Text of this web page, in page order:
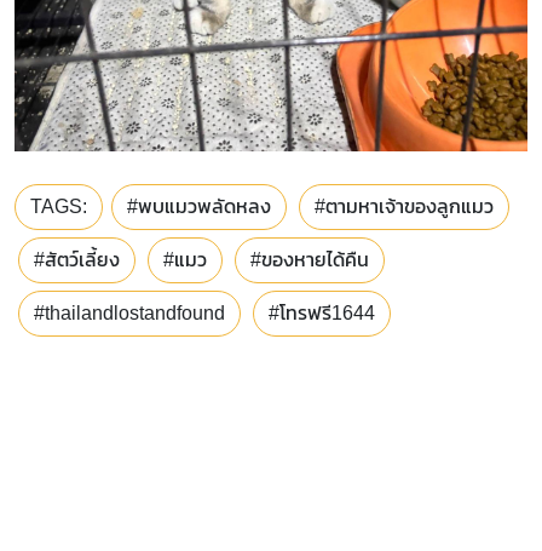
TAGS: #พบแมวพลัดหลง #ตามหาเจ้าของลูกแมว
#สัตว์เลี้ยง #แมว #ของหายได้คืน
#thailandlostandfound #โทรฟรี1644